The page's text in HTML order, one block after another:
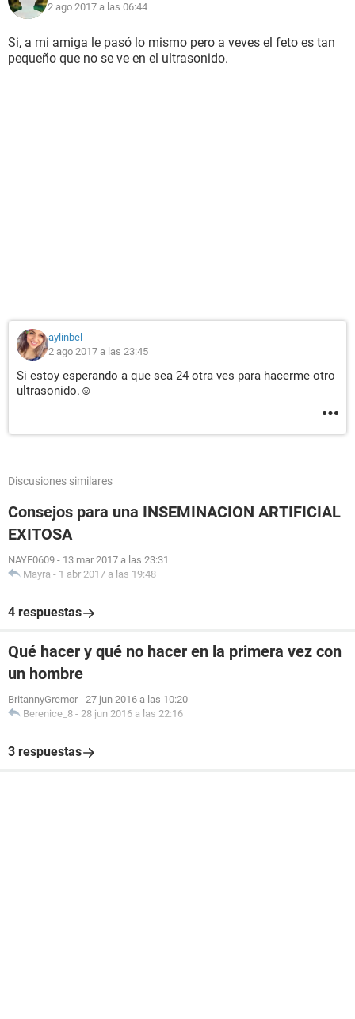
2 ago 2017 a las 06:44
Si, a mi amiga le pasó lo mismo pero a veves el feto es tan
pequeño que no se ve en el ultrasonido.
aylinbel
2 ago 2017 a las 23:45
Si estoy esperando a que sea 24 otra ves para hacerme otro
ultrasonido.☺
Discusiones similares
Consejos para una INSEMINACION ARTIFICIAL
EXITOSA
NAYE0609 - 13 mar 2017 a las 23:31
Mayra - 1 abr 2017 a las 19:48
4 respuestas
Qué hacer y qué no hacer en la primera vez con
un hombre
BritannyGremor - 27 jun 2016 a las 10:20
Berenice_8 - 28 jun 2016 a las 22:16
3 respuestas